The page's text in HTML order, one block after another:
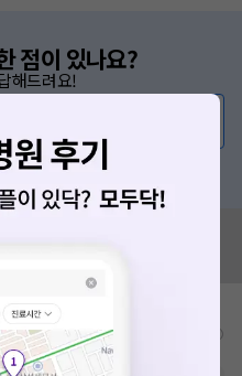
점이 있나요?
해드려요!
양한 게시글 보러가기
비급여/급여 진료란?